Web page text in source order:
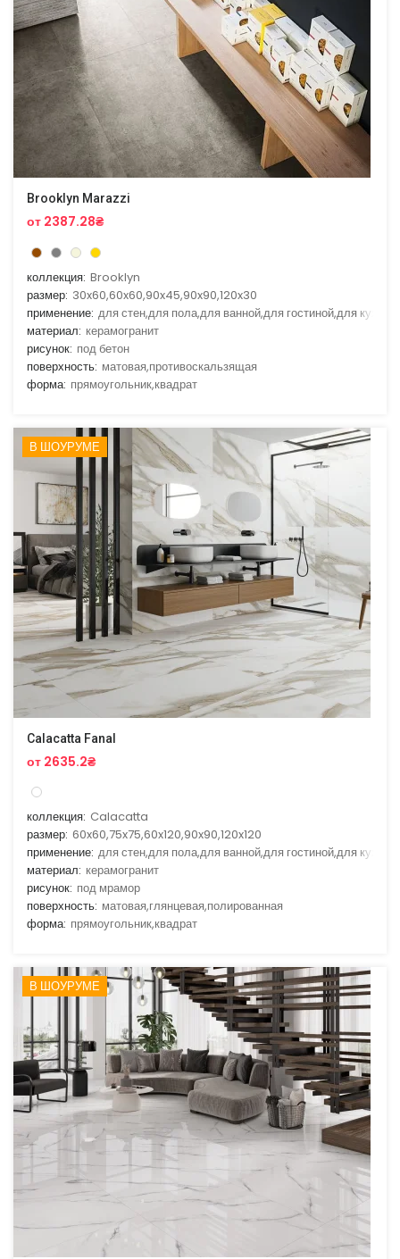
Brooklyn Marazzi
от 2387.28₴
коллекция: Brooklyn
размер: 30x60,60x60,90x45,90x90,120x30
применение: для стен,для пола,для ванной,для гостиной,для кухни
материал: керамогранит
рисунок: под бетон
поверхность: матовая,противоскальзящая
форма: прямоугольник,квадрат
В ШОУРУМЕ
Calacatta Fanal
от 2635.2₴
коллекция: Calacatta
размер: 60x60,75x75,60x120,90x90,120x120
применение: для стен,для пола,для ванной,для гостиной,для кухни
материал: керамогранит
рисунок: под мрамор
поверхность: матовая,глянцевая,полированная
форма: прямоугольник,квадрат
В ШОУРУМЕ